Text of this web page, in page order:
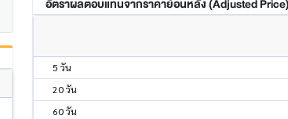
อัตราผลตอบแทนจากราคาย้อนหลัง (Adjusted Price)
5 วัน
20 วัน
60 วัน